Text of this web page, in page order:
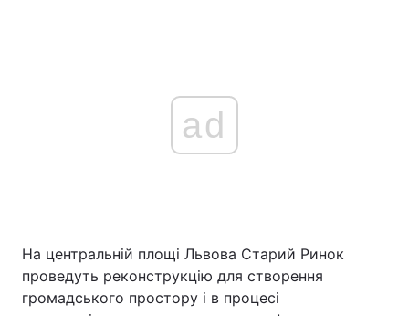
ad
На центральній площі Львова Старий Ринок
проведуть реконструкцію для створення
громадського простору і в процесі